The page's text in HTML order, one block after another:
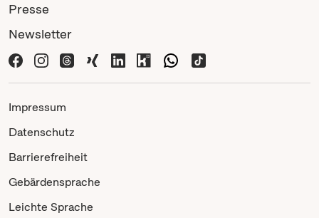
Presse
Newsletter
Impressum
Datenschutz
Barrierefreiheit
Gebärdensprache
Leichte Sprache